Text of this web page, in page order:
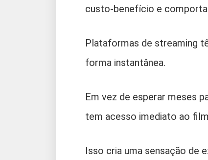
custo-benefício e
Plataformas de streaming
forma instantânea.
Em vez de esperar meses
tem acesso imediato ao
Isso cria uma sensação de